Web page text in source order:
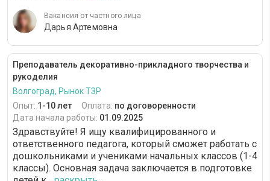
Вакансия от частного лица
Дарья Артемовна
Преподаватель декоративно-прикладного творчества и
рукоделия
Волгоград, Рынок ТЗР
Опыт: 1-10 лет Оплата: по договоренности
Дата начала работы: 01.09.2025
Здравствуйте! Я ищу квалифицированного и
ответственного педагога, который сможет работать с
дошкольниками и учениками начальных классов (1-4
классы). Основная задача заключается в подготовке